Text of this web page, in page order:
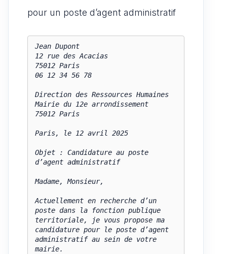
pour un poste d’agent administratif
Jean Dupont
12 rue des Acacias
75012 Paris
06 12 34 56 78
Direction des Ressources Humaines
Mairie du 12e arrondissement
75012 Paris
Paris, le 12 avril 2025
Objet : Candidature au poste
d’agent administratif
Madame, Monsieur,
Actuellement en recherche d’un
poste dans la fonction publique
territoriale, je vous propose ma
candidature pour le poste d’agent
administratif au sein de votre
mairie.